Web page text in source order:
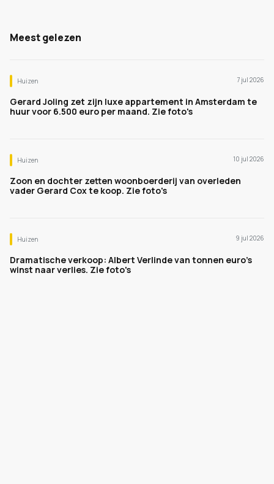
Meest gelezen
Huizen 7 jul 2026
Gerard Joling zet zijn luxe appartement in Amsterdam te
huur voor 6.500 euro per maand. Zie foto's
Huizen 10 jul 2026
Zoon en dochter zetten woonboerderij van overleden
vader Gerard Cox te koop. Zie foto's
Huizen 9 jul 2026
Dramatische verkoop: Albert Verlinde van tonnen euro's
winst naar verlies. Zie foto's